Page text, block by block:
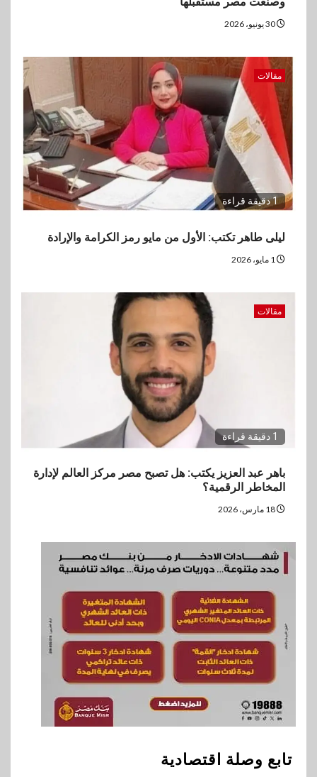
مقالات
1 دقيقة قراءة
ليلى طاهر تكتب: الأول من مايو رمز الكرامة والإرادة
مقالات
1 دقيقة قراءة
باهر عبد العزيز يكتب: هل تصبح مصر مركز العالم لإدارة
المخاطر الرقمية؟
تابع وصلة اقتصادية